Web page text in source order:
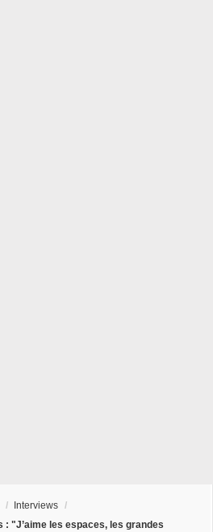
/ Interviews /
"J’aime les espaces, les grandes